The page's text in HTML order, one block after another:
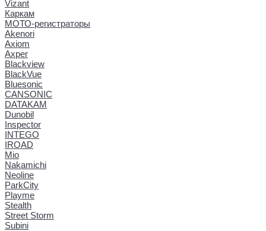
Vizant
Каркам
МОТО-регистраторы
Akenori
Axiom
Axper
Blackview
BlackVue
Bluesonic
CANSONIC
DATAKAM
Dunobil
Inspector
INTEGO
IROAD
Mio
Nakamichi
Neoline
ParkCity
Playme
Stealth
Street Storm
Subini